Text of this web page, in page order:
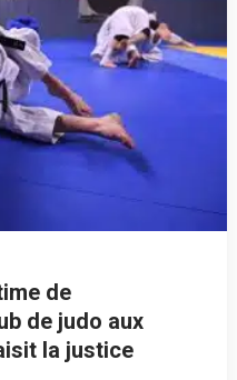
de
de judo aux
la justice